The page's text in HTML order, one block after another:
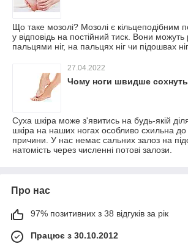
Що таке мозолі? Мозолі є кільцеподібним
у відповідь на постійний тиск. Вони
пальцями ніг, на пальцях ніг чи підошвах ніг.
27.04.2022
Чому ноги швидше сохнуть
Суха шкіра може з'явитись на будь-якій
шкіра на наших ногах особливо схильна до
причини. У нас немає сальних залоз на
натомість через численні потові залози.
Про нас
97% позитивних з 38 відгуків за рік
Працює з 30.10.2012